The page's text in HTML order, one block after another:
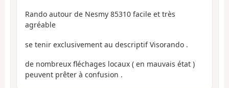
Rando autour de Nesmy 85310 facile et très
agréable
se tenir exclusivement au descriptif Visorando .
de nombreux fléchages locaux ( en mauvais état )
peuvent prêter à confusion .